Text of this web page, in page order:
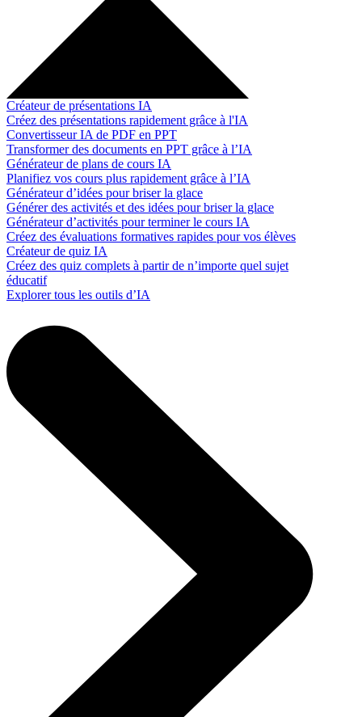
Créateur de présentations IA
Créez des présentations rapidement grâce à l'IA
Convertisseur IA de PDF en PPT
Transformer des documents en PPT grâce à l’IA
Générateur de plans de cours IA
Planifiez vos cours plus rapidement grâce à l’IA
Générateur d’idées pour briser la glace
Générer des activités et des idées pour briser la glace
Générateur d’activités pour terminer le cours IA
Créez des évaluations formatives rapides pour vos élèves
Créateur de quiz IA
Créez des quiz complets à partir de n’importe quel sujet
éducatif
Explorer tous les outils d’IA